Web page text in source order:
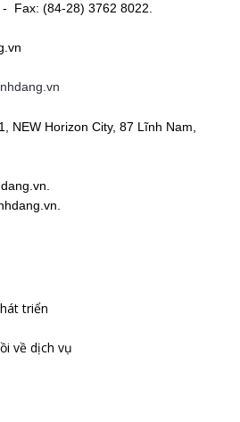
Fax: (84-28) 3762 8022.
NEW Horizon City, 87 Lĩnh Nam,
triển
về dịch vụ